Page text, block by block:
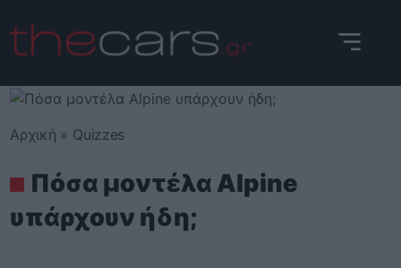
to
content
Αρχική » Quizzes
Πόσα μοντέλα Alpine
υπάρχουν ήδη;